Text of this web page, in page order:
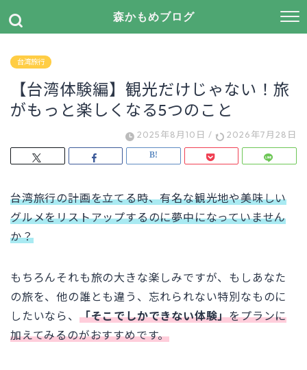
森かもめブログ
台湾旅行
【台湾体験編】観光だけじゃない！旅
がもっと楽しくなる5つのこと
2025年8月10日 / 2026年7月28日
台湾旅行の計画を立てる時、有名な観光地や美味しい
グルメをリストアップするのに夢中になっていません
か？
もちろんそれも旅の大きな楽しみですが、もしあなた
の旅を、他の誰とも違う、忘れられない特別なものに
したいなら、 「そこでしかできない体験」をプランに
加えてみるのがおすすめです。